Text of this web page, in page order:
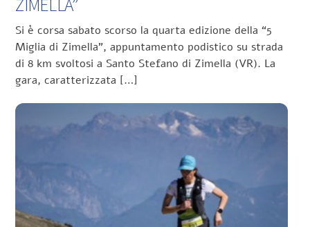
ZIMELLA”
Si è corsa sabato scorso la quarta edizione della “5
Miglia di Zimella”, appuntamento podistico su strada
di 8 km svoltosi a Santo Stefano di Zimella (VR). La
gara, caratterizzata […]